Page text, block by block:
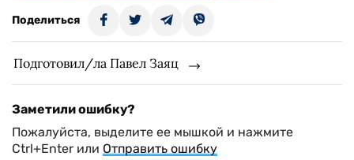
Поделиться
Подготовил/ла Павел Заяц
Заметили ошибку?
Пожалуйста, выделите ее мышкой и нажмите
Ctrl+Enter или Отправить ошибку